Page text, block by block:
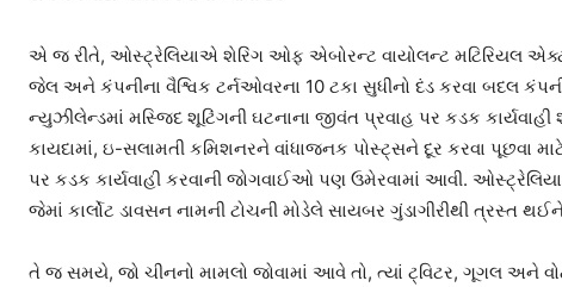
એ જ રીતે, ઓસ્ટ્રેલિયાએ શેરિંગ ઓફ એબોરન્ટ વાયોલન્ટ મટિરિયલ એક્ટને
જેલ અને કંપનીના વૈશ્વિક ટર્નઓવરના 10 ટકા સુધીનો દંડ કરવા બદલ
ન્યુઝીલેન્ડમાં મસ્જિદ શૂટિંગની ઘટનાના જીવંત પ્રવાહ પર કડક
કાયદામાં, ઇ-સલામતી કમિશનરને વાંધાજનક પોસ્ટ્સને દૂર કરવા પૂછવા
પર કડક કાર્યવાહી કરવાની જોગવાઈઓ પણ ઉમેરવામાં આવી.
જેમાં કાર્લોટ ડાવસન નામની ટોચની મોડેલે સાયબર ગુંડાગીરીથી ત્રસ્ત
તે જ સમયે, જો ચીનનો મામલો જોવામાં આવે તો, ત્યાં ટ્વિટર, ગૂગલ અને